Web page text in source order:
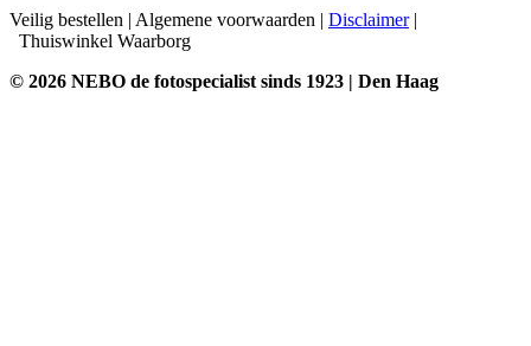
Veilig bestellen | Algemene voorwaarden | Disclaimer|
Thuiswinkel Waarborg
© 2026 NEBO de fotospecialist sinds 1923 | Den Haag